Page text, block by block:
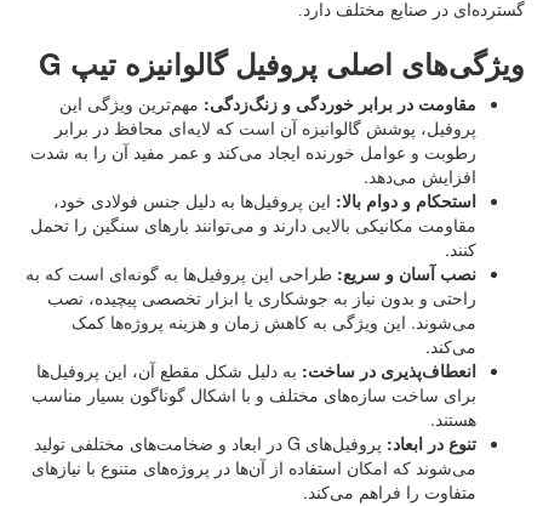
گسترده‌ای در صنایع مختلف دارد.
ویژگی‌های اصلی پروفیل گالوانیزه تیپ G
مقاومت در برابر خوردگی و زنگ‌زدگی: مهم‌ترین ویژگی این
پروفیل، پوشش گالوانیزه آن است که لایه‌ای محافظ در برابر
رطوبت و عوامل خورنده ایجاد می‌کند و عمر مفید آن را به شدت
افزایش می‌دهد.
استحکام و دوام بالا: این پروفیل‌ها به دلیل جنس فولادی خود،
مقاومت مکانیکی بالایی دارند و می‌توانند بارهای سنگین را تحمل
کنند.
نصب آسان و سریع: طراحی این پروفیل‌ها به گونه‌ای است که به
راحتی و بدون نیاز به جوشکاری یا ابزار تخصصی پیچیده، نصب
می‌شوند. این ویژگی به کاهش زمان و هزینه پروژه‌ها کمک
می‌کند.
انعطاف‌پذیری در ساخت: به دلیل شکل مقطع آن، این پروفیل‌ها
برای ساخت سازه‌های مختلف و با اشکال گوناگون بسیار مناسب
هستند.
تنوع در ابعاد:
پروفیل‌های G در ابعاد و ضخامت‌های مختلفی تولید
می‌شوند که امکان استفاده از آن‌ها در پروژه‌های متنوع با نیازهای
متفاوت را فراهم می‌کند.